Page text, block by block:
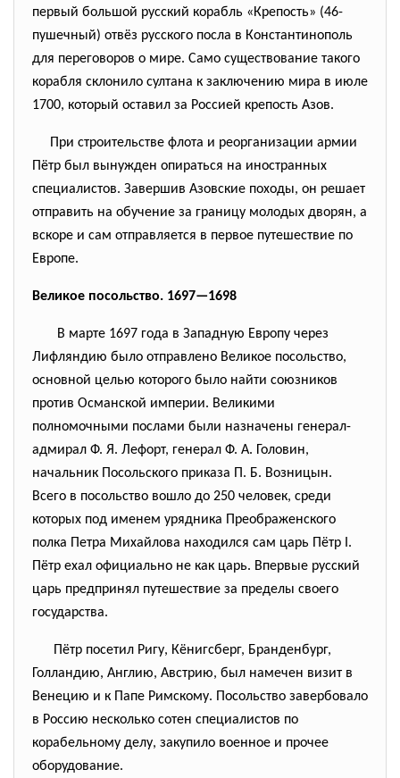
первый большой русский корабль «Крепость» (46-
пушечный) отвёз русского посла в Константинополь
для переговоров о мире. Само существование такого
корабля склонило султана к заключению мира в июле
1700, который оставил за Россией крепость Азов.
При строительстве флота и реорганизации армии
Пётр был вынужден опираться на иностранных
специалистов. Завершив Азовские походы, он решает
отправить на обучение за границу молодых дворян, а
вскоре и сам отправляется в первое путешествие по
Европе.
Великое посольство. 1697—1698
В марте 1697 года в Западную Европу через
Лифляндию было отправлено Великое посольство,
основной целью которого было найти союзников
против Османской империи. Великими
полномочными послами были назначены генерал-
адмирал Ф. Я. Лефорт, генерал Ф. А. Головин,
начальник Посольского приказа П. Б. Возницын.
Всего в посольство вошло до 250 человек, среди
которых под именем урядника Преображенского
полка Петра Михайлова находился сам царь Пётр I.
Пётр ехал официально не как царь. Впервые русский
царь предпринял путешествие за пределы своего
государства.
Пётр посетил Ригу, Кёнигсберг, Бранденбург,
Голландию, Англию, Австрию, был намечен визит в
Венецию и к Папе Римскому. Посольство завербовало
в Россию несколько сотен специалистов по
корабельному делу, закупило военное и прочее
оборудование.